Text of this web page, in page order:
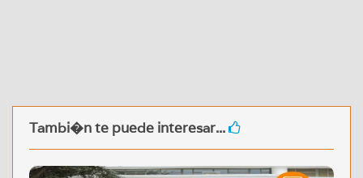
Tambi�n te puede interesar...